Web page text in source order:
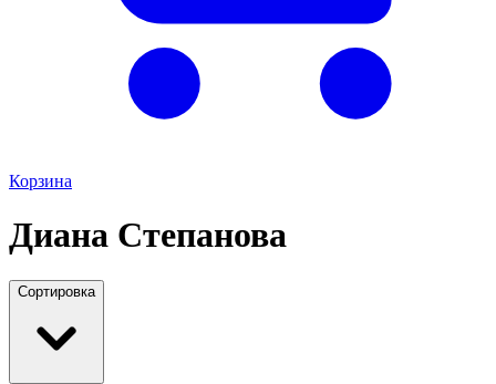
Корзина
Диана Степанова
Сортировка